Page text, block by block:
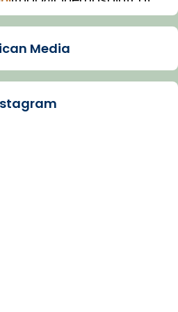
IA (OpenAI)
Barcelona
Media